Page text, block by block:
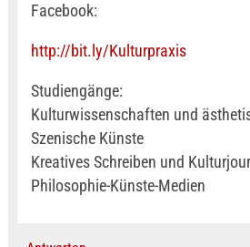
Facebook:
http://bit.ly/Kulturpraxis
Studiengänge:
Kulturwissenschaften und
Szenische Künste
Kreatives Schreiben und
Philosophie-Künste-Medien